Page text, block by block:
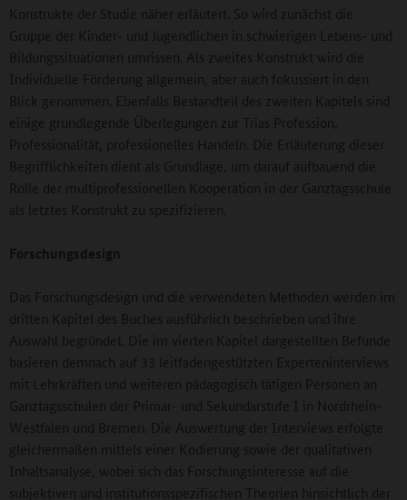
Konstrukte der Studie näher erläutert. So wird zunächst die
Gruppe der Kinder- und Jugendlichen in schwierigen Lebens- und
Bildungssituationen umrissen. Als zweites Konstrukt wird die
Individuelle Förderung allgemein, aber auch fokussiert in den
Blick genommen. Ebenfalls Bestandteil des zweiten Kapitels sind
einige grundlegende Überlegungen zur Trias Profession,
Professionalität, professionelles Handeln. Die Erläuterung dieser
Begrifflichkeiten dient als Grundlage, um darauf aufbauend die
Rolle der multiprofessionellen Kooperation in der Ganztagsschule
als letztes Konstrukt zu spezifizieren.
Forschungsdesign
Das Forschungsdesign und die verwendeten Methoden werden im
dritten Kapitel des Buches ausführlich beschrieben und ihre
Auswahl begründet. Die im vierten Kapitel dargestellten Befunde
basieren demnach auf 33 leitfadengestützten Experteninterviews
mit Lehrkräften und weiteren pädagogisch tätigen Personen an
Ganztagsschulen der Primar- und Sekundarstufe I in Nordrhein-
Westfalen und Bremen. Die Auswertung der Interviews erfolgte
gleichermaßen mittels einer Kodierung sowie der qualitativen
Inhaltsanalyse, wobei sich das Forschungsinteresse auf die
subjektiven und institutionsspezifischen Theorien hinsichtlich der